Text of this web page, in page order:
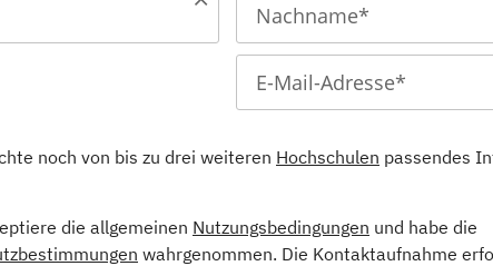
noch von bis zu drei weiteren Hochschulen passendes
die allgemeinen Nutzungsbedingungen und habe die
wahrgenommen. Die Kontaktaufnahme